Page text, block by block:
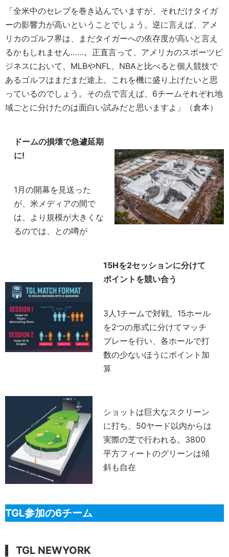
「全米中のセレブを巻き込んでいますが、それだけタイガ
ーの影響力が高いということでしょう。逆に言えば、アメ
リカのゴルフ界は、まだタイガーへの依存度が高いと言え
るかもしれません……。正直言って、アメリカのスポーツビ
ジネスにおいて、MLBやNFL、NBAと比べると個人競技で
あるゴルフはまだまだ途上。これを機に盛り上げたいと思
っているのでしょう。その点で言えば、6チームそれぞれ地
域ごとに分けたのは面白い試みだと思いますよ」（倉本）
ドームの損壊で急遽延期
に!
1月の開幕を見送った
が、米メディアの間で
は、より規模が大きくな
るのでは、との噂が
15Hを2セッションに分けて
ポイントを競い合う
3人1チームで対戦。15ホール
を2つの形式に分けてマッチ
プレーを行い、各ホールで打
数の少ないほうにポイント加
算
ショットは巨大なスクリーン
に打ち、50ヤード以内からは
実際の芝で行われる。3800
平方フィートのグリーンは傾
斜も自在
TGL参加の6チーム
TGL NEWYORK